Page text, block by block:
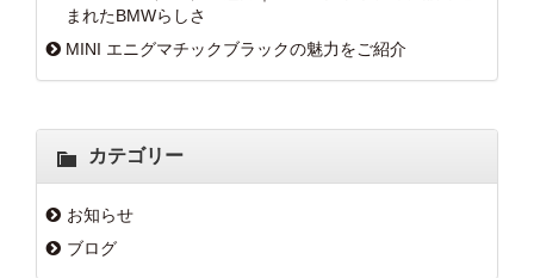
まれたBMWらしさ
MINI エニグマチックブラックの魅力をご紹介
カテゴリー
お知らせ
ブログ